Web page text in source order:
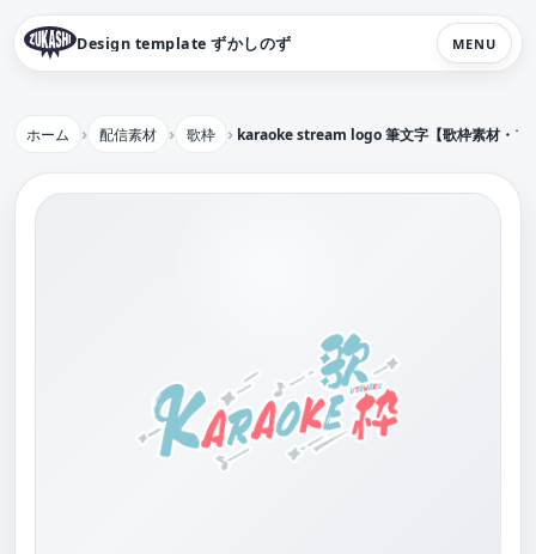
Design template ずかしのず MENU
ホーム 配信素材 歌枠 karaoke stream logo 筆文字【歌枠素材・フ